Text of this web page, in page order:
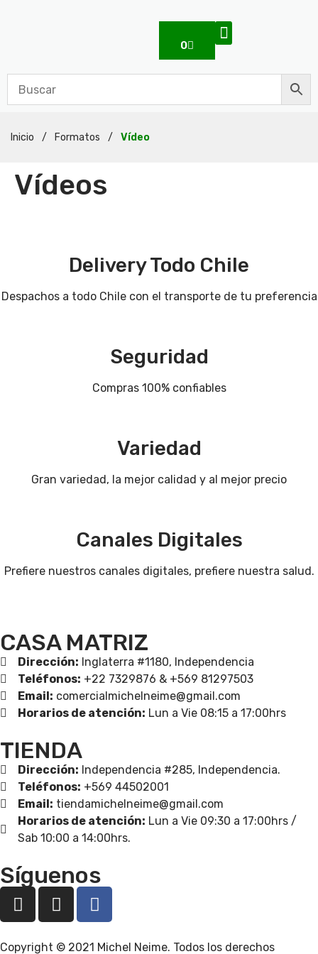
0
Inicio / Formatos / Vídeo
Vídeos
Delivery Todo Chile
Despachos a todo Chile con el transporte de tu preferencia
Seguridad
Compras 100% confiables
Variedad
Gran variedad, la mejor calidad y al mejor precio
Canales Digitales
Prefiere nuestros canales digitales, prefiere nuestra salud.
CASA MATRIZ
Dirección: Inglaterra #1180, Independencia
Teléfonos: +22 7329876 & +569 81297503
Email: comercialmichelneime@gmail.com
Horarios de atención: Lun a Vie 08:15 a 17:00hrs
TIENDA
Dirección: Independencia #285, Independencia.
Teléfonos: +569 44502001
Email: tiendamichelneime@gmail.com
Horarios de atención: Lun a Vie 09:30 a 17:00hrs /
Sab 10:00 a 14:00hrs.
Síguenos
Copyright © 2021 Michel Neime. Todos los derechos